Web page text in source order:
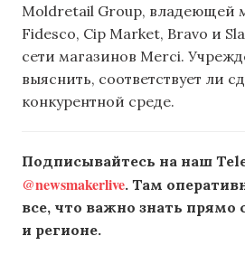
Moldretail Group, владеющей
Fidesco, Cip Market, Bravo и
сети магазинов Merci.
выяснить, соответствует ли
конкурентной среде.
Подписывайтесь на наш
@newsmakerlive. Там
все, что важно знать прямо
и регионе.